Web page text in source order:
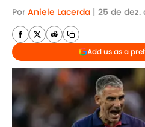
Por Aniele Lacerda | 25 de dez.
Add us as a